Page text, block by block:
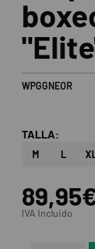
WPGGNEOR
TALLA:
M L
IVA Incluido